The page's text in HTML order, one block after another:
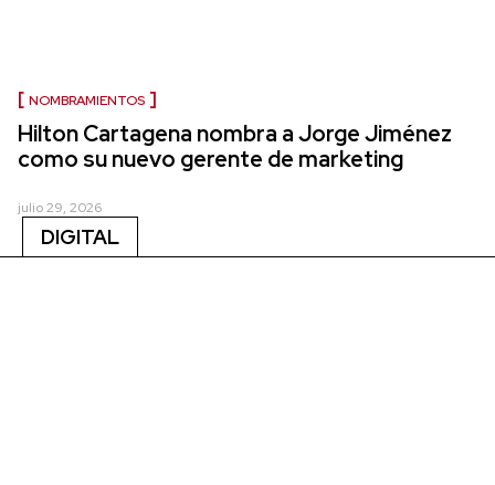
NOMBRAMIENTOS
Hilton Cartagena nombra a Jorge Jiménez
como su nuevo gerente de marketing
julio 29, 2026
DIGITAL